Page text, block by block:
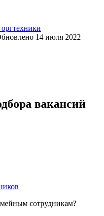
14 июля 2022
вакансий
сотрудникам?